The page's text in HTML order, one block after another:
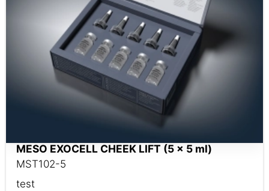
MESO EXOCELL CHEEK LIFT (5 x 5 ml)
MST102-5
test